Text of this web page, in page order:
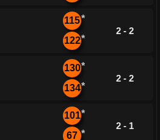
115*
122*
2 - 2
130*
134*
2 - 2
101*
67 *
2 - 1